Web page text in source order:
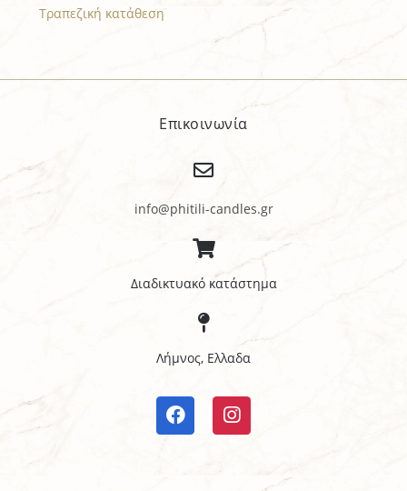
Τραπεζική κατάθεση
Επικοινωνία
info@phitili-candles.gr
Διαδικτυακό κατάστημα
Λήμνος, Ελλαδα